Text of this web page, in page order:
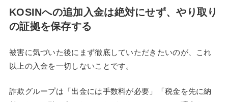
KOSINへの追加入金は絶対にせず、やり取り
の証拠を保存する
被害に気づいた後にまず徹底していただきたいのが、これ
以上の入金を一切しないことです。
詐欺グループは「出金には手数料が必要」「税金を先に納